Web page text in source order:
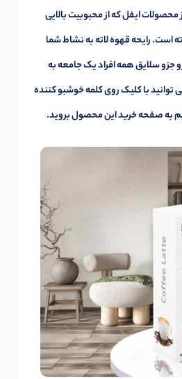
محصولات ایفل که از محبوبیت بالایی
است. رایحه قهوه لاته به نشاط شما
جزو سلایق همه افراد یک جامعه به
با کلیک روی کلمهخوشبو کننده
به صفحه خرید این محصول بروید.